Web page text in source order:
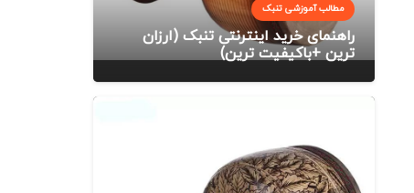
مطالب آموزشی تنبک
راهنمای خرید اینترنتی تنبک (ارزان
ترین +باکیفیت ترین)